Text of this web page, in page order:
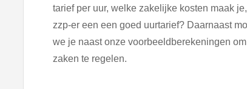
tarief per uur, welke zakelijke kosten maak
zzp-er een een goed uurtarief? Daarnaast
we je naast onze voorbeeldberekeningen
zaken te regelen.